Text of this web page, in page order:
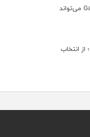
چگونه گوشی Galaxy S26 Ultra می‌تواند
راهنمای جامع کولر گازی ۱۴۰۵؛ از انتخاب